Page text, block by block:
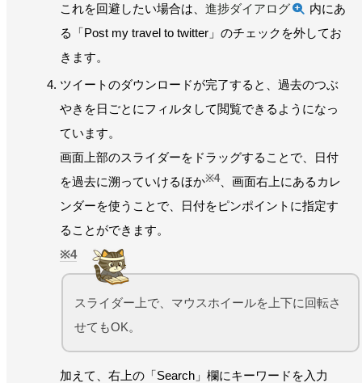
これを回避したい場合は、 進捗ダイアログ
内にあ
る「Post my travel to twitter」のチェックを外してお
きます。
ツイートのダウンロードが完了すると、過去のつぶ
やきを日ごとにフィルタして閲覧できるようになっ
ています。
画面上部のスライダーをドラッグすることで、日付
を過去に溯っていけるほか※4、画面右上にあるカレ
ンダーを使うことで、日付をピンポイントに指定す
ることができます。
4
スライダー上で、マウスホイールを上下に回転さ
せてもOK。
加えて、右上の「Search」欄にキーワードを入力